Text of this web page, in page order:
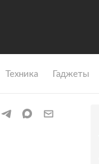
Техника Гаджеты